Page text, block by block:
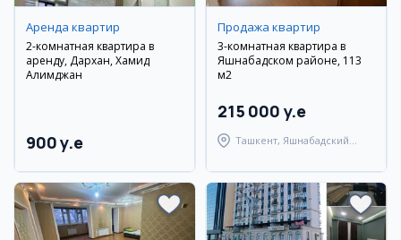
Аренда квартир
2-комнатная квартира в
аренду, Дархан, Хамид
Алимджан
900 y.e
Продажа квартир
3-комнатная квартира в
Яшнабадском районе, 113
м2
215 000 y.e
Ташкент, Яшнабадский